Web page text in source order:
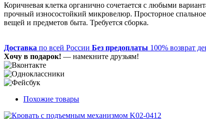
Коричневая клетка органично сочетается с любыми
прочный износостойкий микровелюр. Просторное
вещей и предметов быта. Требуется сборка.
Доставка по всей России Без предоплаты 100% возврат
Хочу в подарок! — намекните друзьям!
Похожие товары